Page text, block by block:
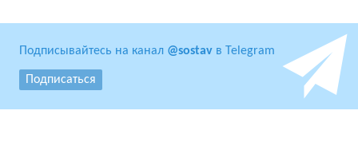
Подписывайтесь на канал @sostav в Telegram
Подписаться